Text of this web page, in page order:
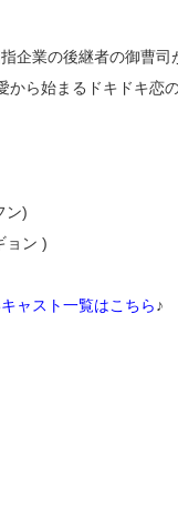
企業の後継者の御曹
ら始まるドキドキ恋
ン)
ョン )
ャスト一覧はこちら♪